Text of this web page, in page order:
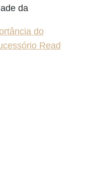
da
do
Read